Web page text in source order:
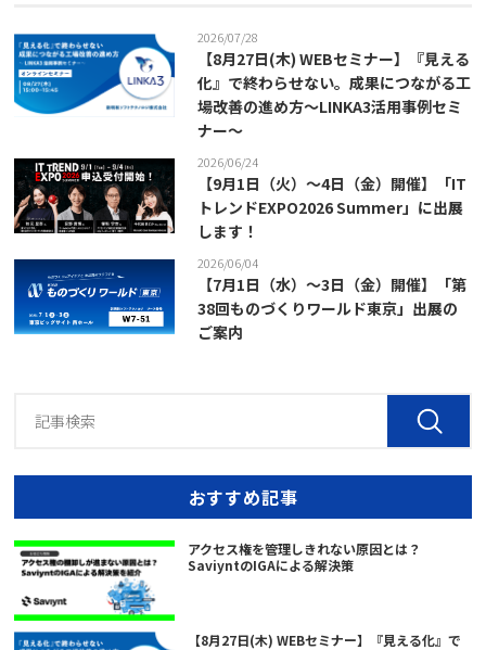
2026/07/28
【8月27日(木) WEBセミナー】『見える
化』で終わらせない。成果につながる工
場改善の進め方～LINKA3活用事例セミ
ナー～
2026/06/24
【9月1日（火）～4日（金）開催】「IT
トレンドEXPO2026 Summer」に出展
します！
2026/06/04
【7月1日（水）～3日（金）開催】「第
38回ものづくりワールド東京」出展の
ご案内
おすすめ記事
アクセス権を管理しきれない原因とは？
SaviyntのIGAによる解決策
【8月27日(木) WEBセミナー】『見える化』で